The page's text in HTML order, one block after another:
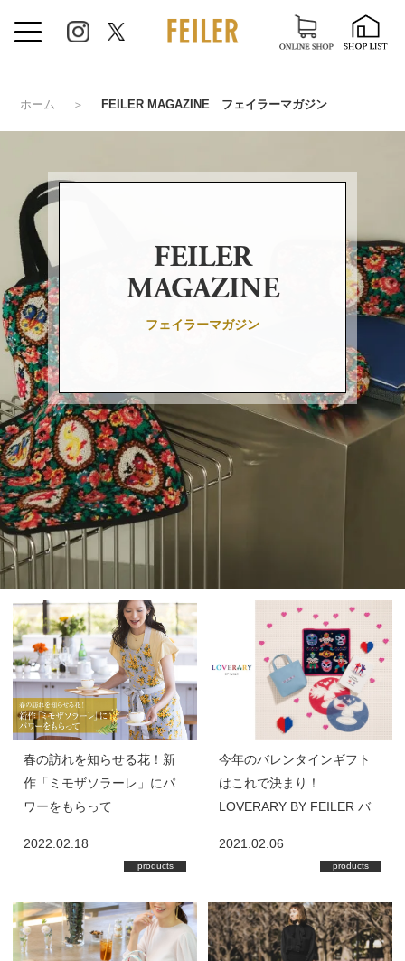
ホーム ＞ FEILER MAGAZINE フェイラーマガジン
FEILER
MAGAZINE
フェイラーマガジン
春の訪れを知らせる花！新
作「ミモザソラーレ」にパ
ワーをもらって
2022.02.18
products
今年のバレンタインギフト
はこれで決まり！
LOVERARY BY FEILER バ
2021.02.06
products